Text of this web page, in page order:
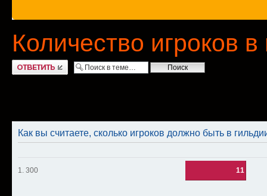
Количество игроков
Ответить
Как вы считаете, сколько игроков должно быть в
1. 300 11